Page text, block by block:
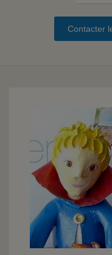
JE DEVIENS
BÉNÉVOLE
Contacter